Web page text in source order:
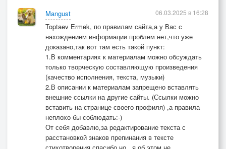
Mangust
Toptaev Ermek, по правилам сайта,а у Вас с
нахождением информации проблем нет,что уже
доказано,так вот там есть такой пункт:
1.В комментариях к материалам можно обсуждать
только творческую составляющую произведения
(качество исполнения, текста, музыки)
2.В описании к материалам запрещено вставлять
внешние ссылки на другие сайты. (Ссылки можно
вставить на странице своего профиля) ,а правила
неплохо бы соблюдать:-)
От себя добавлю,за редактирование текста с
расстановкой знаков препинания в тексте
06.03.2025 в 16:28